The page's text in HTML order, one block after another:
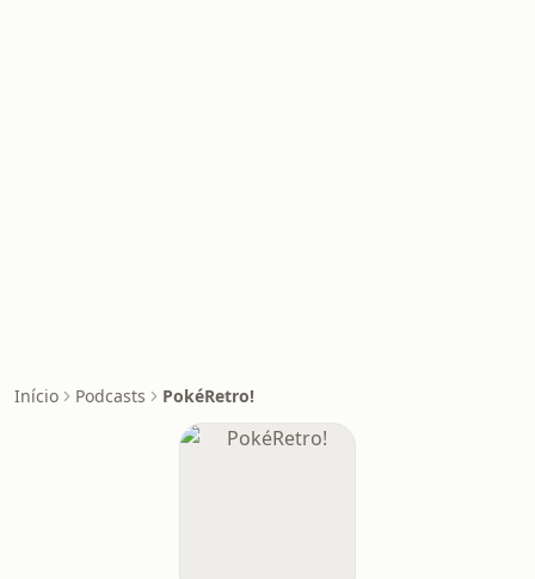
Início Podcasts PokéRetro!